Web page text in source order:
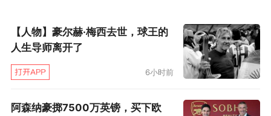
【人物】豪尔赫·梅西去世，球王的
人生导师离开了
6小时前
阿森纳豪掷7500万英镑，买下欧